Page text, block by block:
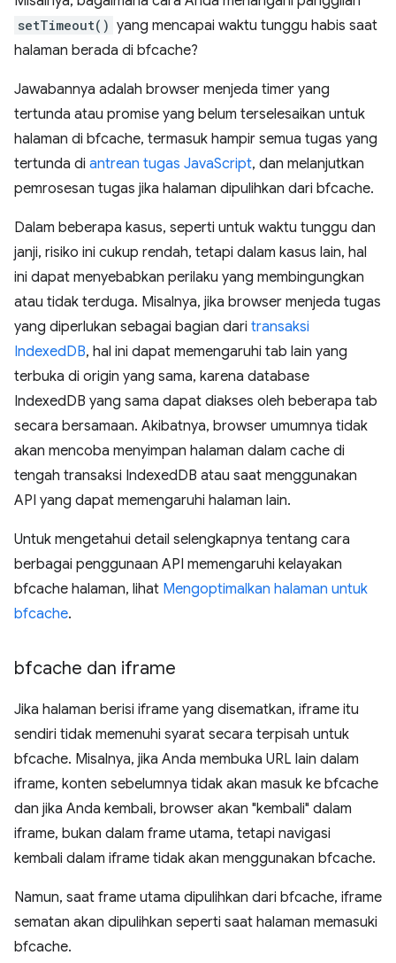
setTimeout() yang mencapai waktu tunggu habis saat
halaman berada di bfcache?
Jawabannya adalah browser menjeda timer yang
tertunda atau promise yang belum terselesaikan untuk
halaman di bfcache, termasuk hampir semua tugas yang
tertunda di antrean tugas JavaScript, dan melanjutkan
pemrosesan tugas jika halaman dipulihkan dari bfcache.
Dalam beberapa kasus, seperti untuk waktu tunggu dan
janji, risiko ini cukup rendah, tetapi dalam kasus lain, hal
ini dapat menyebabkan perilaku yang membingungkan
atau tidak terduga. Misalnya, jika browser menjeda tugas
yang diperlukan sebagai bagian dari transaksi
IndexedDB, hal ini dapat memengaruhi tab lain yang
terbuka di origin yang sama, karena database
IndexedDB yang sama dapat diakses oleh beberapa tab
secara bersamaan. Akibatnya, browser umumnya tidak
akan mencoba menyimpan halaman dalam cache di
tengah transaksi IndexedDB atau saat menggunakan
API yang dapat memengaruhi halaman lain.
Untuk mengetahui detail selengkapnya tentang cara
berbagai penggunaan API memengaruhi kelayakan
bfcache halaman, lihat Mengoptimalkan halaman untuk
bfcache.
bfcache dan iframe
Jika halaman berisi iframe yang disematkan, iframe itu
sendiri tidak memenuhi syarat secara terpisah untuk
bfcache. Misalnya, jika Anda membuka URL lain dalam
iframe, konten sebelumnya tidak akan masuk ke bfcache
dan jika Anda kembali, browser akan "kembali" dalam
iframe, bukan dalam frame utama, tetapi navigasi
kembali dalam iframe tidak akan menggunakan bfcache.
Namun, saat frame utama dipulihkan dari bfcache, iframe
sematan akan dipulihkan seperti saat halaman memasuki
bfcache.